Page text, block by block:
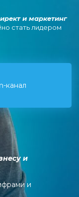
и маркетинг
стать лидером
канал
и
и